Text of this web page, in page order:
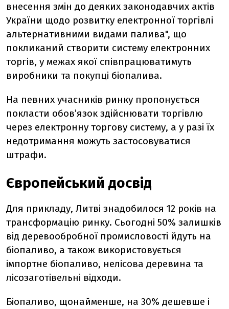
внесення змін до деяких законодавчих актів
України щодо розвитку електронної торгівлі
альтернативними видами палива", що
покликаний створити систему електронних
торгів, у межах якої співпрацюватимуть
виробники та покупці біопалива.
На певних учасників ринку пропонується
покласти обов’язок здійснювати торгівлю
через електронну торгову систему, а у разі їх
недотримання можуть застосовуватися
штрафи.
Європейський досвід
Для прикладу, Литві знадобилося 12 років на
трансформацію ринку. Сьогодні 50% залишків
від деревообробної промисловості йдуть на
біопаливо, а також використовується
імпортне біопаливо, нелісова деревина та
лісозаготівельні відходи.
Біопаливо, щонайменше, на 30% дешевше і